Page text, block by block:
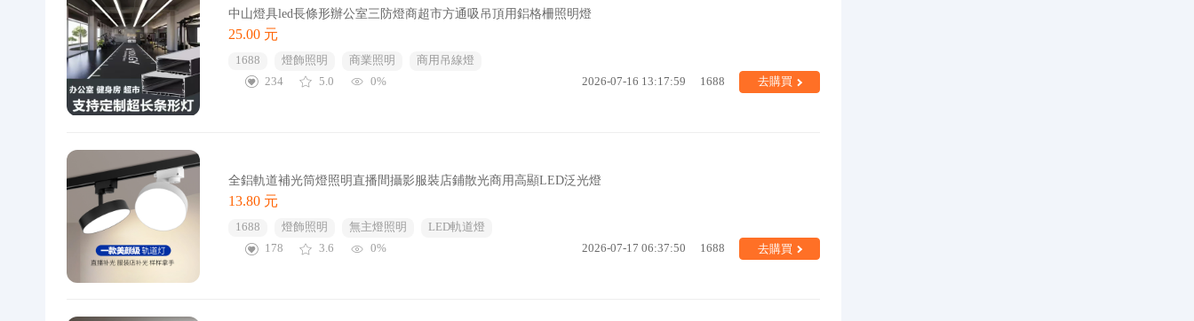
中山燈具led長條形辦公室三防燈商超市方通吸吊頂用鋁格柵照明燈
25.00 元
1688 燈飾照明 商業照明
商用吊線燈
234
5.0 0% 2026-07-16 13:17:59 1688 去購買
全鋁軌道補光筒燈照明直播間攝影服裝店鋪散光商用高顯LED泛光燈
13.80 元
1688 燈飾照明 無主燈照明
LED軌道燈
178
3.6 0% 2026-07-17 06:37:50 1688 去購買